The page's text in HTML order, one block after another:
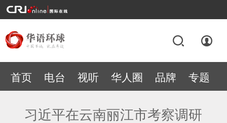
首页 电台 视听 华人圈 品牌 专题
习近平在云南丽江市考察调研